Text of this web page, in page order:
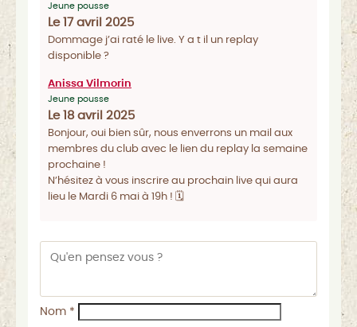
Jeune pousse
Le 17 avril 2025
Dommage j’ai raté le live. Y a t il un replay
disponible ?
Anissa Vilmorin
Jeune pousse
Le 18 avril 2025
Bonjour, oui bien sûr, nous enverrons un mail aux
membres du club avec le lien du replay la semaine
prochaine !
N’hésitez à vous inscrire au prochain live qui aura
lieu le Mardi 6 mai à 19h ! 🗓️
Nom *